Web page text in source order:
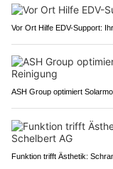
Vor Ort Hilfe EDV-Support:
ASH Group optimiert
Funktion trifft Ästhetik: